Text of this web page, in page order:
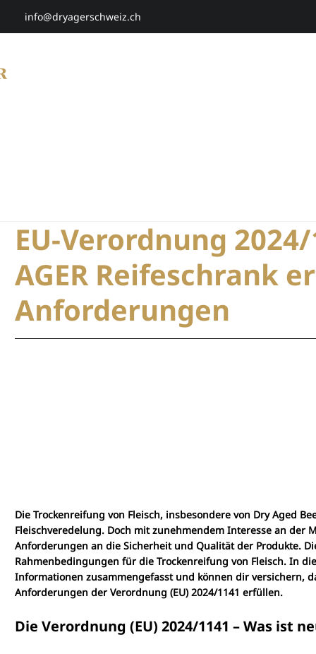
info@dryagerschweiz.ch
EU-Verordnung 2024/
AGER Reifeschrank
Anforderungen
Die Trockenreifung von Fleisch, insbesondere von Dry Aged
Fleischveredelung. Doch mit zunehmendem Interesse an der
Anforderungen an die Sicherheit und Qualität der Produkte.
Rahmenbedingungen für die Trockenreifung von Fleisch. In
Informationen zusammengefasst und können dir versichern,
Anforderungen der Verordnung (EU) 2024/1141 erfüllen.
Die Verordnung (EU) 2024/1141 – Was ist